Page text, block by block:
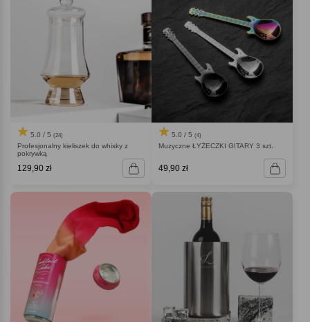
5.0 / 5 (24)
Profesjonalny kieliszek do whisky z
pokrywką
129,90 zł
5.0 / 5 (4)
Muzyczne ŁYŻECZKI GITARY 3 szt.
49,90 zł